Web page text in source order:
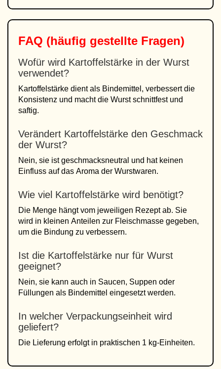
FAQ (häufig gestellte Fragen)
Wofür wird Kartoffelstärke in der Wurst
verwendet?
Kartoffelstärke dient als Bindemittel, verbessert die
Konsistenz und macht die Wurst schnittfest und
saftig.
Verändert Kartoffelstärke den Geschmack
der Wurst?
Nein, sie ist geschmacksneutral und hat keinen
Einfluss auf das Aroma der Wurstwaren.
Wie viel Kartoffelstärke wird benötigt?
Die Menge hängt vom jeweiligen Rezept ab. Sie
wird in kleinen Anteilen zur Fleischmasse gegeben,
um die Bindung zu verbessern.
Ist die Kartoffelstärke nur für Wurst
geeignet?
Nein, sie kann auch in Saucen, Suppen oder
Füllungen als Bindemittel eingesetzt werden.
In welcher Verpackungseinheit wird
geliefert?
Die Lieferung erfolgt in praktischen 1 kg-Einheiten.